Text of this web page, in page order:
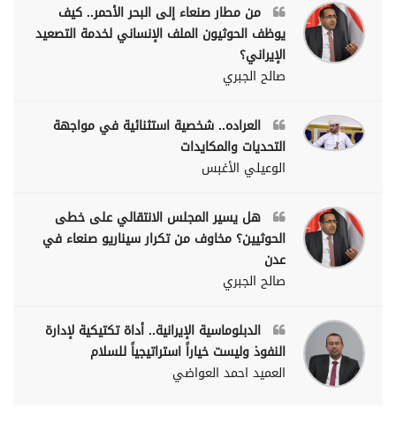
من مطار صنعاء إلى البحر الأحمر.. كيف
يوظف الحوثيون الملف الإنساني لخدمة التصعيد
الإيراني؟
صالح الجبري
العراده.. شخصية استثنائية في مواجهة
التحديات والمكايدات
الوعيلي الأغبس
هل يسير المجلس الانتقالي على خطى
الحوثيين؟ مخاوف من تكرار سيناريو صنعاء في
عدن
صالح الجبري
الدبلوماسية الإيرانية.. أداة تكتيكية لإدارة
النفوذ وليست خياراً استراتيجياً للسلام
العميد احمد العواضي